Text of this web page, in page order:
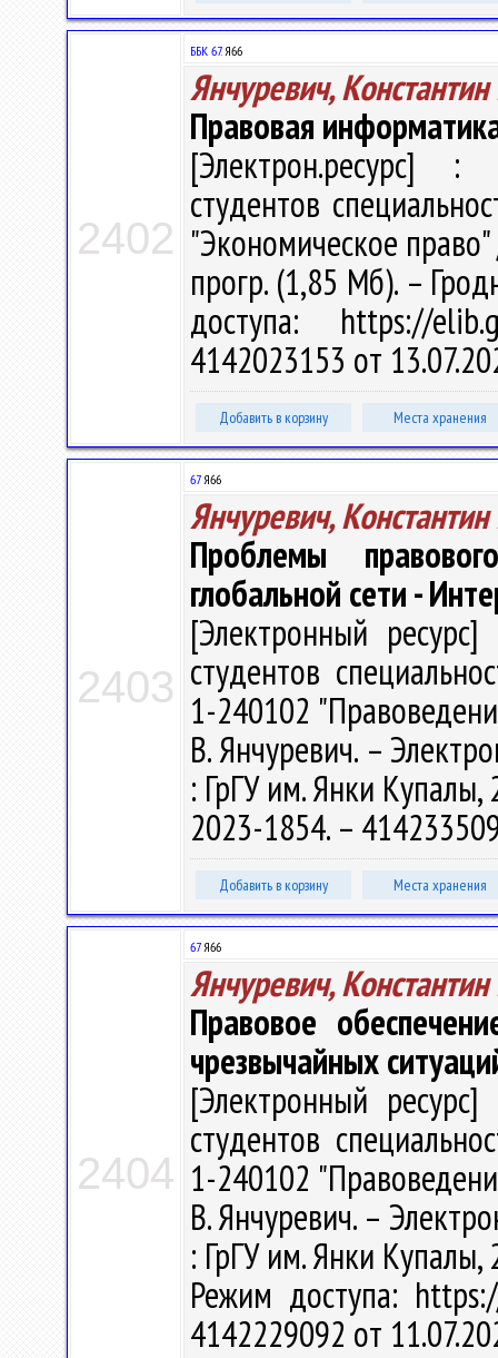
2402
ББК 67.Я66
Янчуревич,
Правовая
[Электрон.ресурс] :
студентов
"Экономическое
прогр. (1,85 Мб). –
доступа: https://
4142023153 от
Добавить в корзину Места хранения
2403
67Я66
Янчуревич,
Проблемы
глобальной сети -
[Электронный
студентов
1-240102
В. Янчуревич. –
: ГрГУ им. Янки Купалы,
2023-1854. –
Добавить в корзину Места хранения
2404
67Я66
Янчуревич,
Правовое
чрезвычайных
[Электронный
студентов
1-240102
В. Янчуревич. –
: ГрГУ им. Янки Купалы,
Режим доступа:
4142229092 от